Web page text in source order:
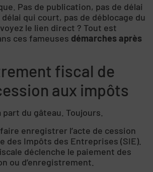
Pas de publication, pas de délai
qui court, pas de déblocage du
le lien direct ? Tout est
ces fameuses démarches après
fiscal de
aux impôts
part du gâteau. Toujours.
enregistrer l’acte de cession
des Impôts des Entreprises (SIE).
déclenche le paiement des
ou d’enregistrement.